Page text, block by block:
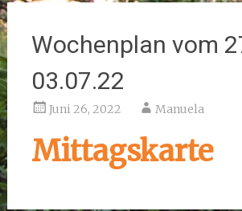
Wochenplan vom
03.07.22
Juni 26, 2022 Manuela
Mittagskarte